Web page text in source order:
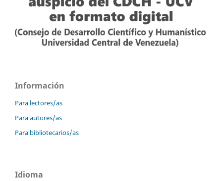
Información
Para lectores/as
Para autores/as
Para bibliotecarios/as
Idioma